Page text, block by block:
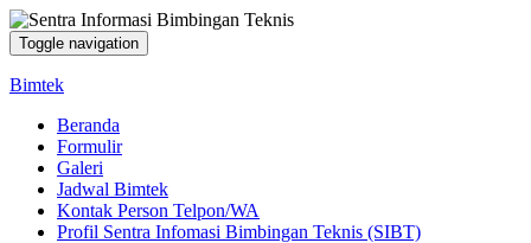
Toggle navigation
Bimtek
Beranda
Formulir
Galeri
Jadwal Bimtek
Kontak Person Telpon/WA
Profil Sentra Infomasi Bimbingan Teknis (SIBT)